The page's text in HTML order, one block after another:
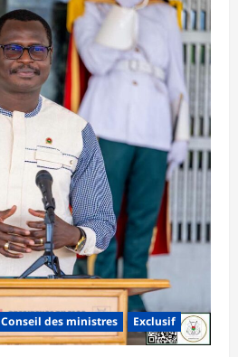
Conseil des ministres Exclusif